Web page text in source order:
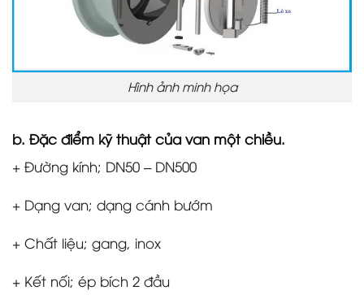
Hình ảnh minh họa
b. Đặc điểm kỹ thuật của van một chiều.
+ Đường kính; DN50 – DN500
+ Dạng van; dạng cánh bướm
+ Chất liệu; gang, inox
+ Kết nối; ép bích 2 đầu